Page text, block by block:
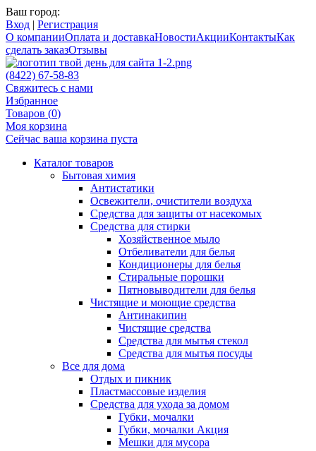
Ваш город:
Вход | Регистрация
О компанииОплата и доставкаНовостиАкцииКонтактыКак
сделать заказОтзывы
(8422) 67-58-83
Свяжитесь с нами
Избранное
Товаров (0)
Моя корзина
Сейчас ваша корзина пуста
Каталог товаров
Бытовая химия
Антистатики
Освежители, очистители воздуха
Средства для защиты от насекомых
Средства для стирки
Хозяйственное мыло
Отбеливатели для белья
Кондиционеры для белья
Стиральные порошки
Пятновыводители для белья
Чистящие и моющие средства
Антинакипин
Чистящие средства
Средства для мытья стекол
Средства для мытья посуды
Все для дома
Отдых и пикник
Пластмассовые изделия
Средства для ухода за домом
Губки, мочалки
Губки, мочалки Акция
Мешки для мусора